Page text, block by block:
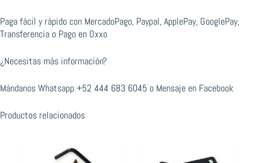
Paga fácil y rápido con MercadoPago, Paypal, ApplePay, GooglePay,
Transferencia o Pago en Oxxo
¿Necesitas más información?
Mándanos Whatsapp+52 444 683 6045 o Mensaje en Facebook
Productos relacionados